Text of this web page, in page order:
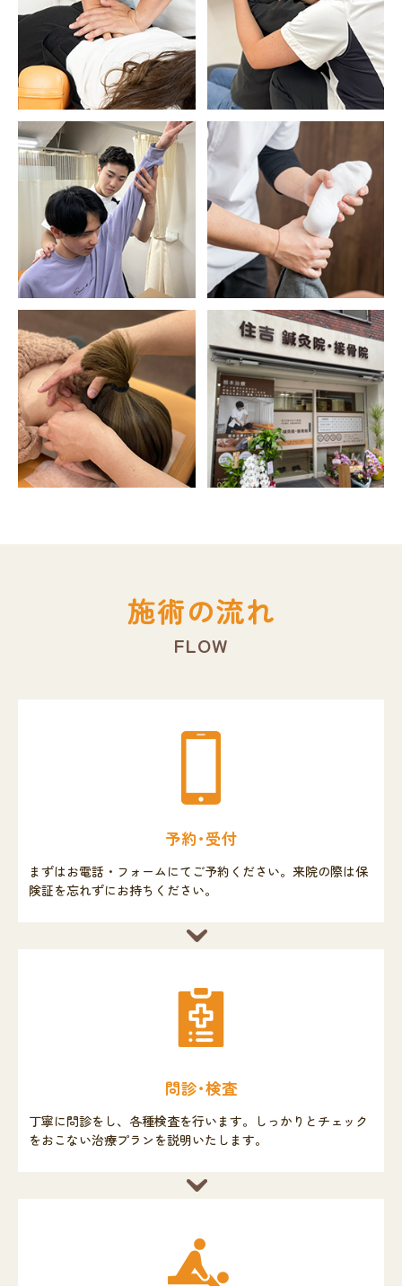
施術の流れ
FLOW
予約･受付
まずはお電話・フォームにてご予約ください。来院の際は保
険証を忘れずにお持ちください。
問診･検査
丁寧に問診をし、各種検査を行います。しっかりとチェック
をおこない治療プランを説明いたします。